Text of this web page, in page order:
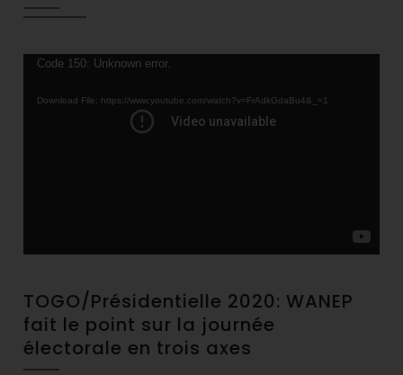
Video
Code 150: Unknown error.
Download File: https://www.youtube.com/watch?v=FrAdkGdaBu4&_=1
TOGO/Présidentielle 2020: WANEP
fait le point sur la journée
électorale en trois axes